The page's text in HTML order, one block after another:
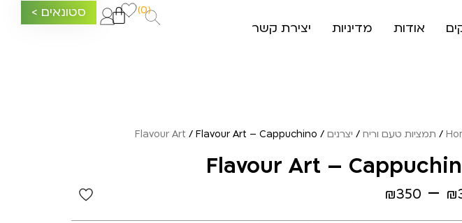
אודות מדיניות יצירת קשר
(0) סטונאים >
/ תמציות טעם וריח / יצרנים /
Flavour Art / Flavour Art – Cappuchino
Flavour Art –
₪
–
₪350